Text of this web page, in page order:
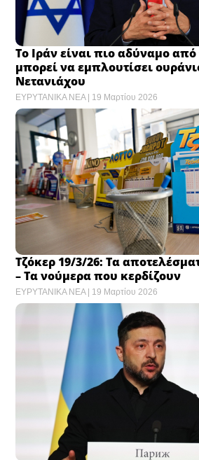
Το Ιράν είναι πιο αδύναμο
μπορεί να εμπλουτίσει
Νετανιάχου
ΕΥΡΥΤΑΝΙΚΑ ΝΕΑ 19 Μαρτίου 2026
Τζόκερ 19/3/26: Τα
– Τα νούμερα που κερδίζουν
ΕΥΡΥΤΑΝΙΚΑ ΝΕΑ 19 Μαρτίου 2026